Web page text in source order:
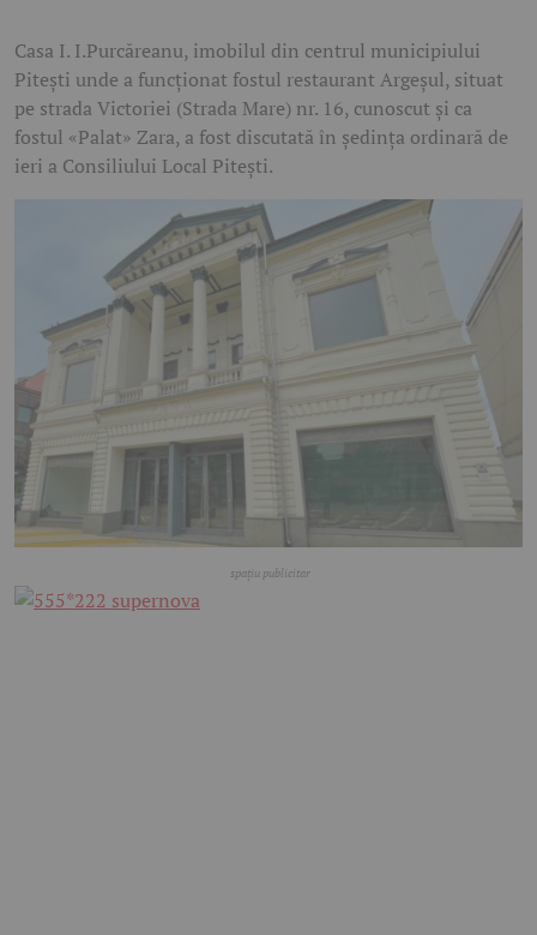
Casa I. I.Purcăreanu, imobilul din centrul municipiului
Pitești unde a funcționat fostul restaurant Argeșul, situat
pe strada Victoriei (Strada Mare) nr. 16, cunoscut și ca
fostul «Palat» Zara, a fost discutată în ședința ordinară de
ieri a Consiliului Local Pitești.